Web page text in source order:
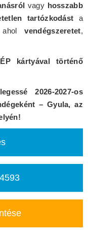
vagy hosszabb
tartózkodást a
aholvendégszeretet,
kártyával történő
2026-2027-os
– Gyula, az